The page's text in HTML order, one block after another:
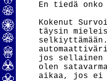
En tiedä
Kokenut
täysin
jos
olen
aikaa, jos ei